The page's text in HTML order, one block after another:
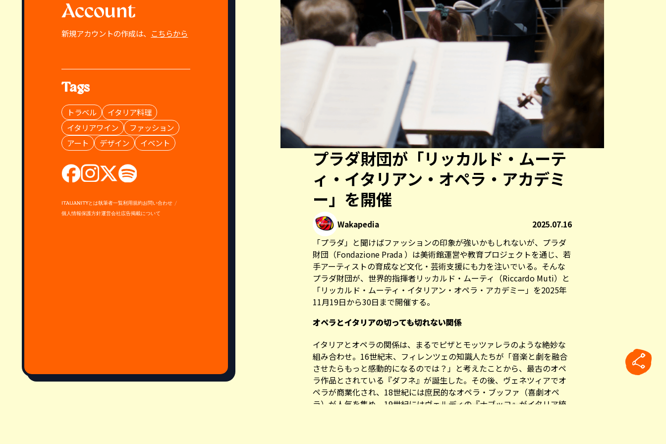
Account
新規アカウントの作成は、 こちらから
Tags
トラベル
イタリア料理
イタリアワイン
ファッション
アート
デザイン イベント
ITALIANITYとは執筆者一覧利用規約お問い合わせ
個人情報保護方針運営会社広告掲載について
プラダ財団が「リッカルド・ムーテ
ィ・イタリアン・オペラ・アカデミ
ー」を開催
Wakapedia 2025.07.16
「プラダ」と聞けばファッションの印象が強いかもしれないが、プラダ
財団（Fondazione Prada ）は美術館運営や教育プロジェクトを通じ、若
手アーティストの育成など文化・芸術支援にも力を注いでいる。そんな
プラダ財団が、世界的指揮者リッカルド・ムーティ（Riccardo Muti）と
「リッカルド・ムーティ・イタリアン・オペラ・アカデミー」を2025年
11月19日から30日まで開催する。
オペラとイタリアの切っても切れない関係
イタリアとオペラの関係は、まるでピザとモッツァレラのような絶妙な
組み合わせ。16世紀末、フィレンツェの知識人たちが「音楽と劇を融合
させたらもっと感動的になるのでは？」と考えたことから、最古のオペ
ラ作品とされている『ダフネ』が誕生した。その後、ヴェネツィアでオ
ペラが商業化され、18世紀には庶民的なオペラ・ブッファ（喜劇オペ
ラ）が人気を集め、19世紀にはヴェルディの『ナブッコ』がイタリア統